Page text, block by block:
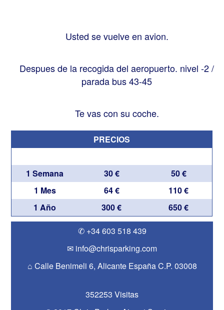
Te vas con su coche.
Despues de la recogida del aeropuerto. nivel -2 /
parada bus 43-45
Usted se vuelve en avion.
PRECIOS
1 Semana 30 €
50 €
1 Mes
64 €
110 €
1 Año
300 € 650 €
✆ +34 603 518 439
✉ info@chrisparking.com
⌂ Calle Benimeli 6, Alicante España C.P. 03008
352253 Visitas